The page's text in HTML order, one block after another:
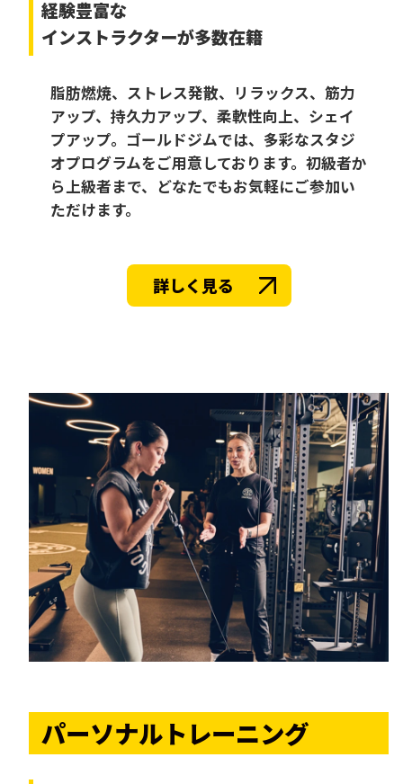
経験豊富な
インストラクターが多数在籍
脂肪燃焼、ストレス発散、リラックス、筋力
アップ、持久力アップ、柔軟性向上、シェイ
プアップ。ゴールドジムでは、多彩なスタジ
オプログラムをご用意しております。初級者か
ら上級者まで、どなたでもお気軽にご参加い
ただけます。
詳しく見る
パーソナルトレーニング